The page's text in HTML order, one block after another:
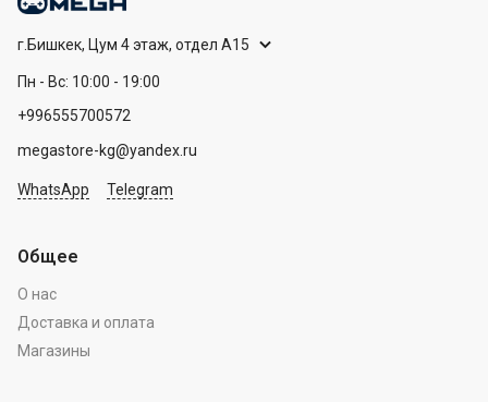
г.Бишкек, Цум 4 этаж, отдел А15
Пн - Вс: 10:00 - 19:00
+996555700572
megastore-kg@yandex.ru
WhatsApp Telegram
Общее
О нас
Доставка и оплата
Магазины